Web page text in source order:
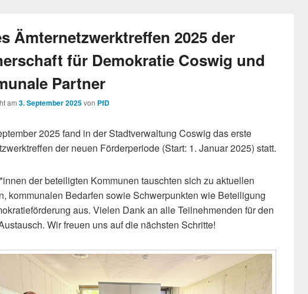
Ämternetzwerktreffen 2025 der
für Demokratie Coswig und
Partner
am 3. September 2025von PfD
2025 fand in der Stadtverwaltung Coswig das erste
der neuen Förderperiode (Start: 1. Januar 2025) statt.
der beteiligten Kommunen tauschten sich zu aktuellen
kommunalen Bedarfen sowie Schwerpunkten wie Beteiligung
aus. Vielen Dank an alle Teilnehmenden für den
Wir freuen uns auf die nächsten Schritte!